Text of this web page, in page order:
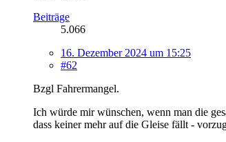
Beiträge
5.066
16. Dezember 2024 um 15:25
#62
Bzgl Fahrermangel.
Ich würde mir wünschen, wenn man die
dass keiner mehr auf die Gleise fällt -